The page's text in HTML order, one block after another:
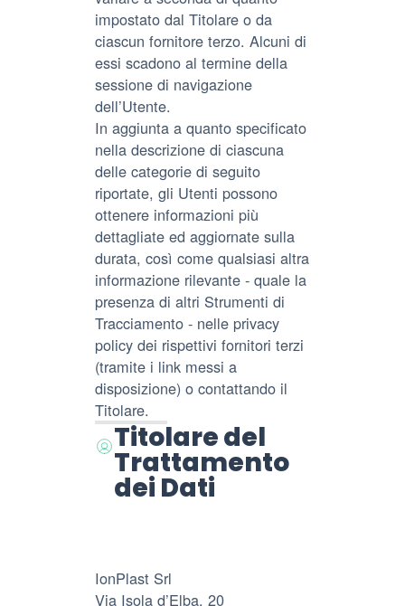
impostato dal Titolare o da
ciascun fornitore terzo. Alcuni di
essi scadono al termine della
sessione di navigazione
dell’Utente.
In aggiunta a quanto specificato
nella descrizione di ciascuna
delle categorie di seguito
riportate, gli Utenti possono
ottenere informazioni più
dettagliate ed aggiornate sulla
durata, così come qualsiasi altra
informazione rilevante - quale la
presenza di altri Strumenti di
Tracciamento - nelle privacy
policy dei rispettivi fornitori terzi
(tramite i link messi a
disposizione) o contattando il
Titolare.
Titolare del
Trattamento
dei Dati
IonPlast Srl
Via Isola d’Elba, 20